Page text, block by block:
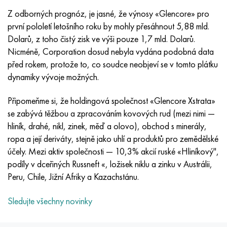
Z odborných prognóz, je jasné, že výnosy «Glencore» pro
první pololetí letošního roku by mohly přesáhnout 5,88 mld.
Dolarů, z toho čistý zisk ve výši pouze 1,7 mld. Dolarů.
Nicméně, Corporation dosud nebyla vydána podobná data
před rokem, protože to, co soudce neobjeví se v tomto plátku
dynamiky vývoje možných.
Připomeňme si, že holdingová společnost «Glencore Xstrata»
se zabývá těžbou a zpracováním kovových rud (mezi nimi —
hliník, drahé, nikl, zinek, měď a olovo), obchod s minerály,
ropa a její deriváty, stejně jako uhlí a produktů pro zemědělské
účely. Mezi aktiv společnosti — 10,3% akcií ruské «Hliníkový",
podíly v dceřiných Russneft «, ložisek niklu a zinku v Austrálii,
Peru, Chile, Jižní Afriky a Kazachstánu.
Sledujte všechny novinky
incotest
Jette M152
Kobalt 6B
maraging 250
René 41
Maraging 300
Maraging 350
MP35N
47НХР
49 KF
49K2F, 49K2FA-VI
Slitina 50N
Slitina 50NP
50 NHS
Slitina 52N
52K12F
HN62MVKYU
HN63 MB
XN65VM
KhN65VMTYu
KhN67MVTYu
KhN68VKTYU
KhN68VMTYUK-vd
KhN70VMTYu
PT-1M
PT-3V
PT-7M
2B
SPT-2 sv
AT3
3M
TL3
Slitina Al6xn
15-7Ph® - 1,4532
PH 13-8 Po - 1,4534
1,4542 - 17-4Ph®
Custom 455® - 1.4543 - uns s45500
1,4545 - 15-5Ph®
1,4548 - 17-4Ph®
1,4550 - AISI 347
10X18N18Yu4D
11X11N2V2MF
12Х18Н9Т
13X11N2V2MF
15x11mf
15x12vnmf
15H12H2MVFAB
15X16K5N2MVFAB
Silikonový hliníkový bronz
CW301G, C64200
křemíkový bronz
C65500, CuAl11Fe3
C65620, CuSi3Fe2Zn3
C65100, CuSi 1,5
Cín-olověný bronz
c92200, CuSn6Zn4Pb2
C84400, CuSn2ZnPb
C83600, CuSn5ZnPb
Legovaná konstrukční ocel
10g2, 10g2, AISI 1513
12X2H4A, 15NiCr13, 1,5752
AC14, 11SMnPb30
20G, 20mn5
20XH3A, AISI 4320, 20hn3a
20HM, 24CrMo5, 20hm
25KhGM, 20CrMo5, 1,7264
Р6М5К5, 1,3243, hs6-5-2-5
R6M5F3, 1,3344, hs6-5-3
Р9М4К8,1,3207
R12F3, 1,3318, sw12
P18, 1,3355, hs18-0-1, sw18
Uhlíková ocel
У10,1.1645, C105W1
11G12, 110G13L, X120Mn12